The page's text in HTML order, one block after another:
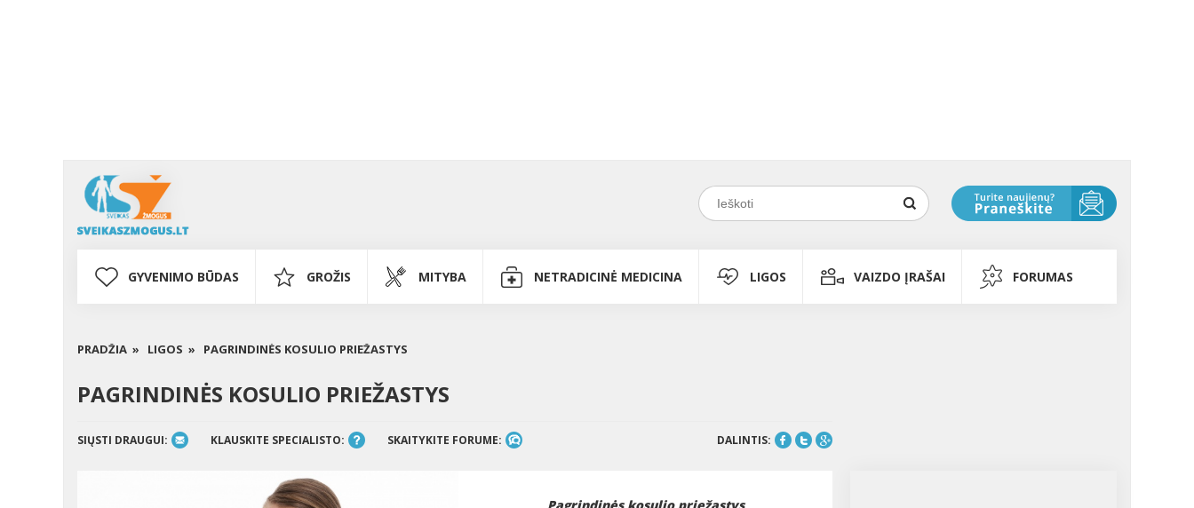
GYVENIMO BŪDAS GROŽIS MITYBA NETRADICINĖ MEDICINA LIGOS VAIZDO ĮRAŠAI FORUMAS
PRADŽIA » LIGOS » PAGRINDINĖS KOSULIO PRIEŽASTYS
PAGRINDINĖS KOSULIO PRIEŽASTYS
SIŲSTI DRAUGUI: KLAUSKITE SPECIALISTO: SKAITYKITE FORUME: DALINTIS: